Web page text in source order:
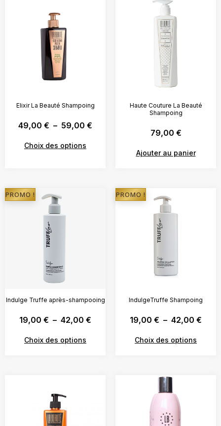
Elixir La Beauté Shampoing
49,00 € – 59,00 €
Choix des options
Haute Couture La Beauté
Shampoing
79,00 €
Ajouter au panier
PROMO !
Indulge Truffe après-shampooing
19,00 € – 42,00 €
Choix des options
PROMO !
IndulgeTruffe Shampoing
19,00 € – 42,00 €
Choix des options